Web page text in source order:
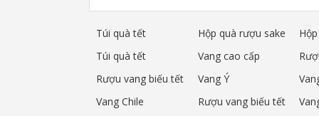
rượu vang đặc biệt Grand Cru Classe.
trước khi thưởng thức.
Nhiệt độ: 15-180C ướp trong xô đá
Túi quà tết Hộp quà rượu sake
Túi quà tết
Vang cao cấp
Rượu vang biếu tết
Vang Ý
Vang Chile
Rượu vang biếu tết